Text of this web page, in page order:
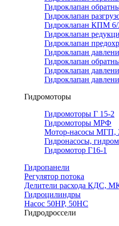
Гидроклапан
Гидроклапан
Гидроклапан КПМ 6/
Гидроклапан
Гидроклапан
Гидроклапан
Гидроклапан
Гидроклапан
Гидроклапан
Гидромоторы
Гидромоторы Г 15-2
Гидромоторы МРФ
Мотор-насосы МГП,
Гидронасосы,
Гидромотор Г16-1
Гидропанели
Регулятор потока
Делители расхода КДС,
Гидроцилиндры
Насос 50НР, 50НС
Гидродроссели